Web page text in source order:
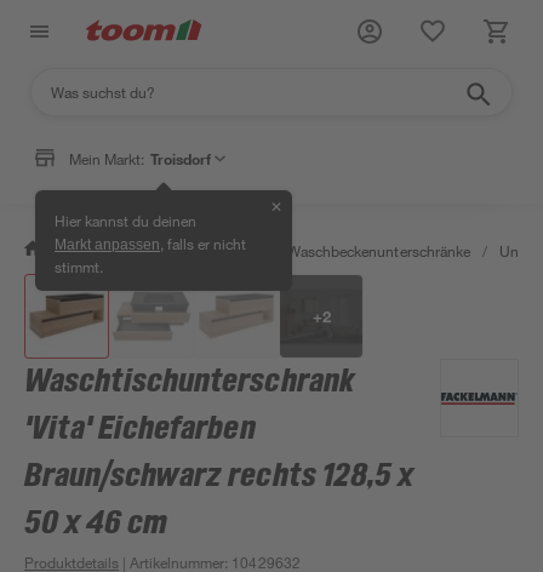
Mein Markt: Troisdorf
Hier kannst du deinen
Markt anpassen , falls er nicht
stimmt.
✕
/ Bad & Sanitär / Badmöbel Waschbeckenunterschränke /
+2
Waschtischunterschrank
'Vita' Eichefarben
Braun/schwarz rechts 128,5 x
50 x 46 cm
Produktdetails | Artikelnummer: 10429632